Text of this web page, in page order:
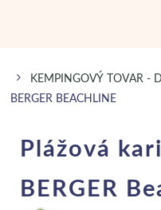
KEMPINGOVÝ TOVAR -
BERGER BEACHLINE
Plážová
BERGER